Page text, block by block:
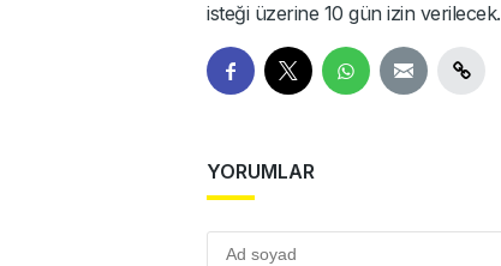
isteği üzerine 10 gün izin verilecek.
YORUMLAR